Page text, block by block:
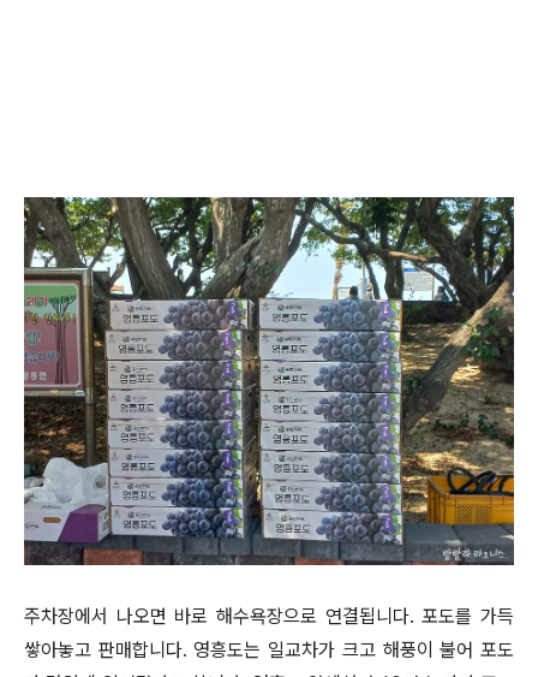
주차장에서 나오면 바로 해수욕장으로 연결됩니다. 포도를 가득
쌓아놓고 판매합니다. 영흥도는 일교차가 크고 해풍이 불어 포도